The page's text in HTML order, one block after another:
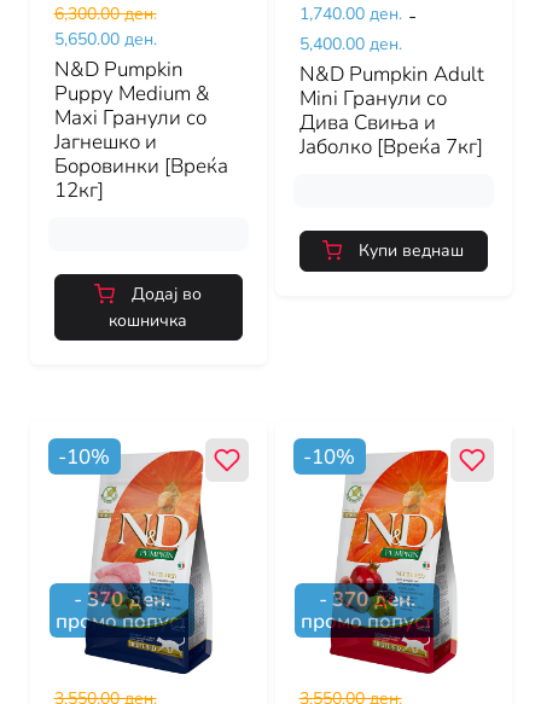
6,300.00 ден.
5,650.00 ден.
N&D Pumpkin
Puppy Medium &
Maxi Гранули со
Јагнешко и
Боровинки [Вреќа
12кг]
Додај во
кошничка
1,740.00 ден. -
5,400.00 ден.
N&D Pumpkin Adult
Mini Гранули со
Дива Свиња и
Јаболко [Вреќа 7кг]
Купи веднаш
-10%
- 370ден.
промо попуст
3,550.00 ден.
-10%
- 370ден.
промо попуст
3,550.00 ден.